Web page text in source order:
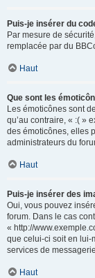
Puis-je insérer du
Par mesure de
remplacée par du
Haut
Que sont les
Les émoticônes sont
qu’au contraire, « :( »
des émoticônes, elles
administrateurs du
Haut
Puis-je insérer des
Oui, vous pouvez
forum. Dans le cas
« http://
que celui-ci soit en lui-
services de
Haut